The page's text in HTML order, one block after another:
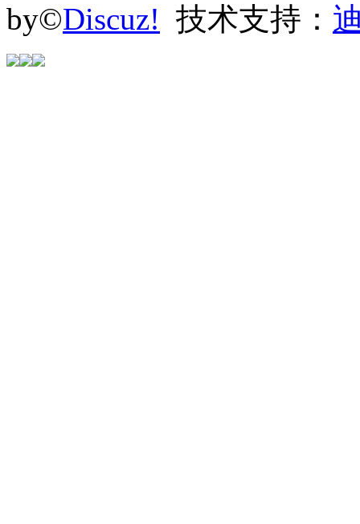
by©Discuz! 技术支持：